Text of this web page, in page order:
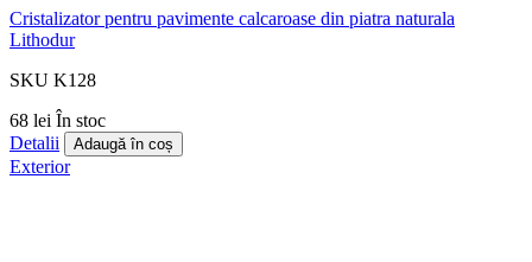
Cristalizator pentru pavimente calcaroase din piatra naturala
Lithodur
SKU K128
68 lei În stoc
Detalii
Adaugă în coș
Exterior